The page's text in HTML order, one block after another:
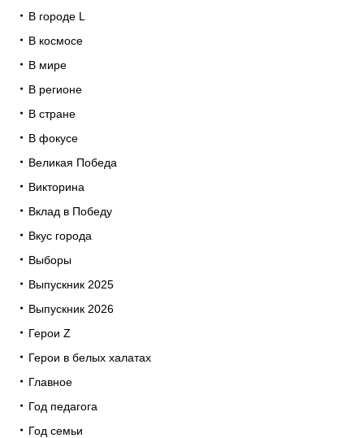
В городе L
В космосе
В мире
В регионе
В стране
В фокусе
Великая Победа
Викторина
Вклад в Победу
Вкус города
Выборы
Выпускник 2025
Выпускник 2026
Герои Z
Герои в белых халатах
Главное
Год педагога
Год семьи